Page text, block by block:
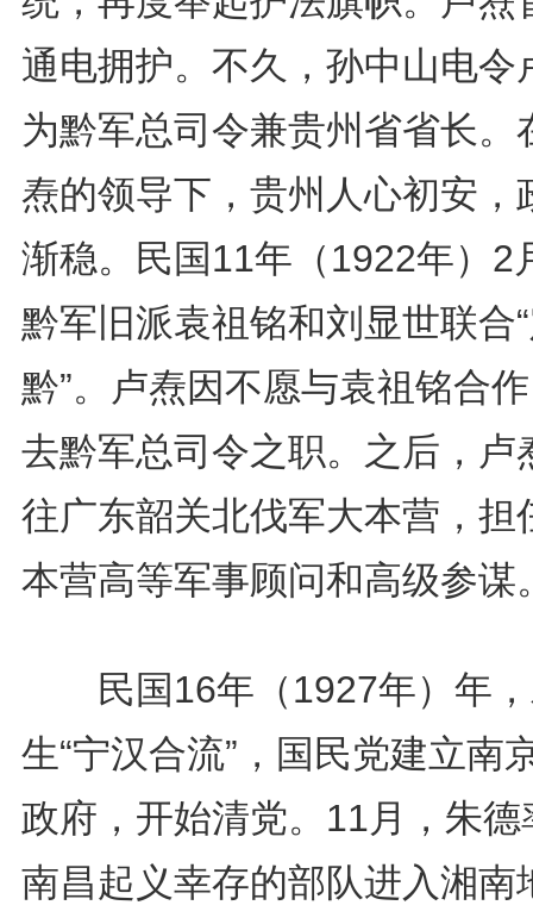
通电拥护。不久，孙中山电令
为黔军总司令兼贵州省省长。
焘的领导下，贵州人心初安，
渐稳。民国11年（1922年）2
黔军旧派袁祖铭和刘显世联合
黔”。卢焘因不愿与袁祖铭合
去黔军总司令之职。之后，卢
往广东韶关北伐军大本营，担
本营高等军事顾问和高级参谋
民国16年（1927年）年
生“宁汉合流”，国民党建立南
政府，开始清党。11月，朱德
南昌起义幸存的部队进入湘南